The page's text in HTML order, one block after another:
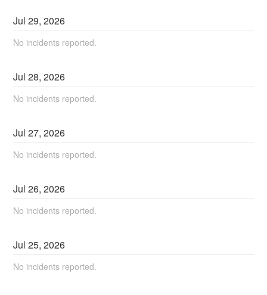
Jul29,2026
No incidents reported.
Jul28,2026
No incidents reported.
Jul27,2026
No incidents reported.
Jul26,2026
No incidents reported.
Jul25,2026
No incidents reported.